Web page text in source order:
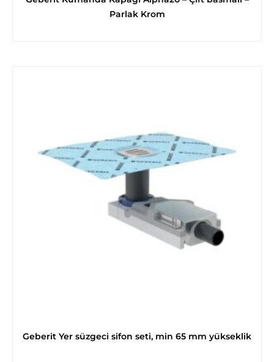
Parlak Krom
Geberit Yer süzgeci sifon seti, min 65 mm yükseklik